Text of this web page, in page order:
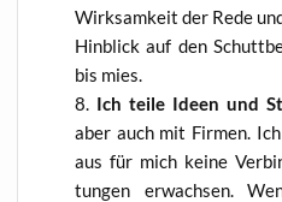
Wirk­sam­keit der Rede
Hin­blick auf den
bis mies.
Ich tei­le Ideen und
aber auch mit Fir­men.
aus für mich kei­ne
tun­gen erwach­sen.